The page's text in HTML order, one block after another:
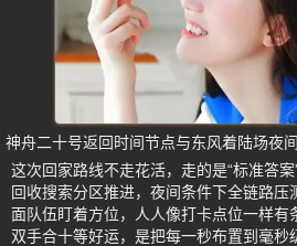
神舟二十号返回时间节点与东风着陆场夜
这次回家路线不走花活，走的是“标准答案
回收搜索分区推进，夜间条件下全链路压
面队伍盯着方位，人人像打卡点位一样有
双手合十等好运，是把每一秒布置到毫秒